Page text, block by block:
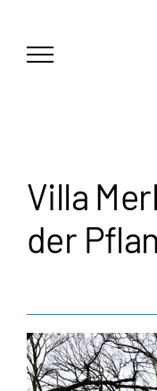
springen
Villa
der